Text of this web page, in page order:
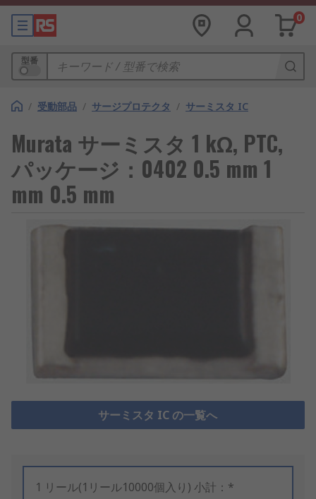
0
型番
/ 受動部品 / サージプロテクタ / サーミスタ IC
Murata サーミスタ 1 kΩ, PTC,
パッケージ：0402 0.5 mm 1
mm 0.5 mm
サーミスタ IC の一覧へ
1 リール(1リール10000個入り) 小計：*